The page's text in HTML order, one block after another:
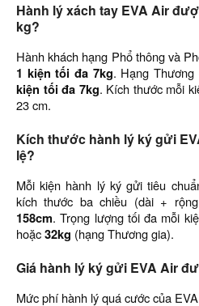
Hành lý xách tay EVA Air
kg?
Hành khách hạng Phổ thông và
1 kiện tối đa 7kg. Hạng
kiện tối đa 7kg. Kích thước mỗi
23 cm.
Kích thước hành lý ký gửi
lệ?
Mỗi kiện hành lý ký gửi tiêu
kích thước ba chiều (dài +
158cm. Trọng lượng tối đa mỗi
hoặc32kg (hạng Thương gia).
Giá hành lý ký gửi EVA Air
Mức phí hành lý quá cước của